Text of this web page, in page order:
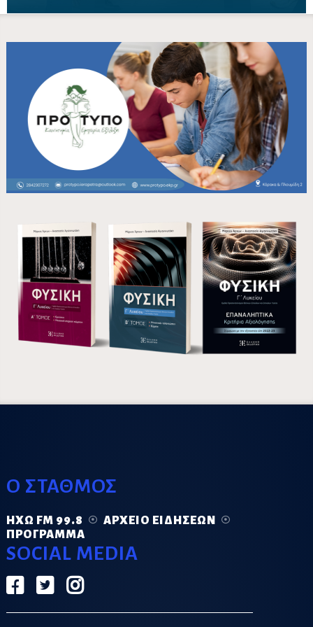
Ο ΣΤΑΘΜΟΣ
ΗΧΏ FM 99.8
ΑΡΧΕΊΟ ΕΙΔΉΣΕΩΝ
ΠΡΌΓΡΑΜΜΑ
SOCIAL MEDIA